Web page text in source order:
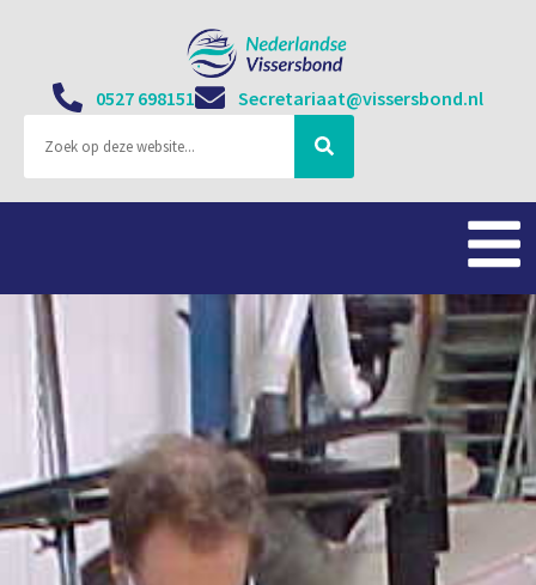
0527 698151 Secretariaat@vissersbond.nl